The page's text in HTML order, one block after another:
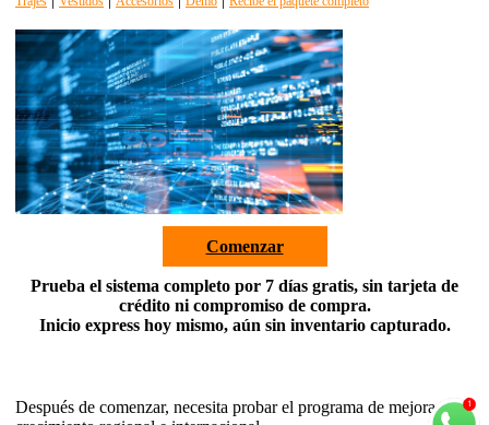
Comenzar
Prueba el sistema completo por 7 días gratis, sin tarjeta de
crédito ni compromiso de compra.
Inicio express hoy mismo, aún sin inventario capturado.
Después de comenzar, necesita probar el programa de mejora,